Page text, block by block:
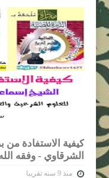
كيفية الاستفادة
الشرقاوي - وفقه
منذ 9 سنه تقريبا